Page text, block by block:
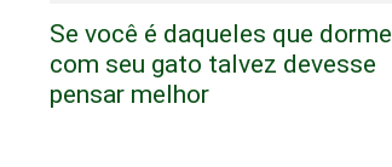
Se você é daqueles que dorme
com seu gato talvez devesse
pensar melhor